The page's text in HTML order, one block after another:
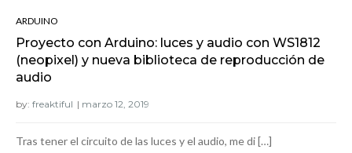
ARDUINO
Proyecto con Arduino: luces y audio con WS1812
(neopixel) y nueva biblioteca de reproducción de
audio
by: freaktiful
Tras tener el circuito de las luces y el audio, me di […]